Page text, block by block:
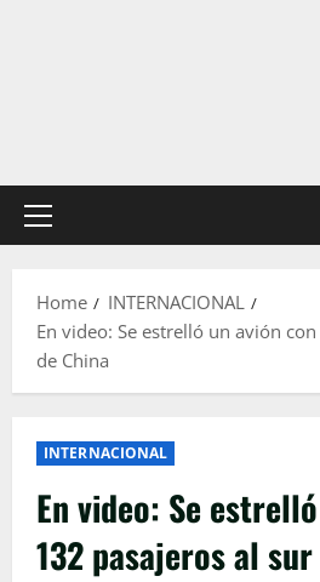
Primary
Home
INTERNACIONAL
En video: Se estrelló un avión
de China
INTERNACIONAL
En video: Se
132 pasajeros al